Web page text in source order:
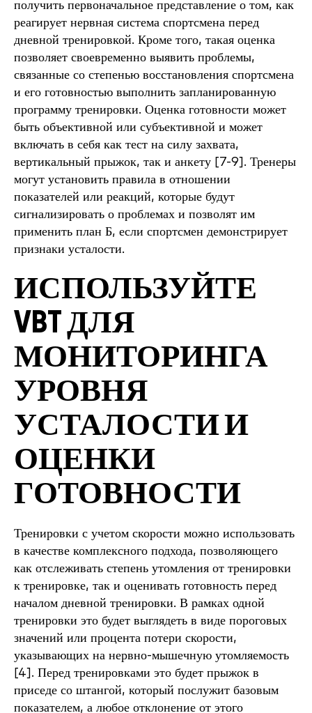
получить первоначальное представление о том, как
реагирует нервная система спортсмена перед
дневной тренировкой. Кроме того, такая оценка
позволяет своевременно выявить проблемы,
связанные со степенью восстановления спортсмена
и его готовностью выполнить запланированную
программу тренировки. Оценка готовности может
быть объективной или субъективной и может
включать в себя как тест на силу захвата,
вертикальный прыжок, так и анкету [7-9]. Тренеры
могут установить правила в отношении
показателей или реакций, которые будут
сигнализировать о проблемах и позволят им
применить план Б, если спортсмен демонстрирует
признаки усталости.
ИСПОЛЬЗУЙТЕ
VBT ДЛЯ
МОНИТОРИНГА
УРОВНЯ
УСТАЛОСТИ И
ОЦЕНКИ
ГОТОВНОСТИ
Тренировки с учетом скорости можно использовать
в качестве комплексного подхода, позволяющего
как отслеживать степень утомления от тренировки
к тренировке, так и оценивать готовность перед
началом дневной тренировки. В рамках одной
тренировки это будет выглядеть в виде пороговых
значений или процента потери скорости,
указывающих на нервно-мышечную утомляемость
[4]. Перед тренировками это будет прыжок в
приседе со штангой, который послужит базовым
показателем, а любое отклонение от этого